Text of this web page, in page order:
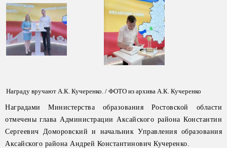
Награду вручают А.К. Кучеренко. / ФОТО из архива А.К. Кучеренко
Наградами Министерства образования Ростовской области
отмечены глава Администрации Аксайского района Константин
Сергеевич Доморовский и начальник Управления образования
Аксайского района Андрей Константинович Кучеренко.